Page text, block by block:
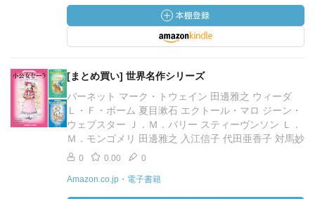
[まとめ買い] 世界名作シリーズ
バーネット マーク・トウェイン 田邊雅之 ウィーダ
Ｌ・Ｆ・ボーム 夏目漱石 エクトール・マロ ジーン・
ウェブスター Ｊ．Ｍ．バリー スティーヴンソン Ｌ．
Ｍ．モンゴメリ 田邊雅之 入江信子 代田亜香子 対馬妙
0 0.00 0
Amazon.co.jp・電子書籍